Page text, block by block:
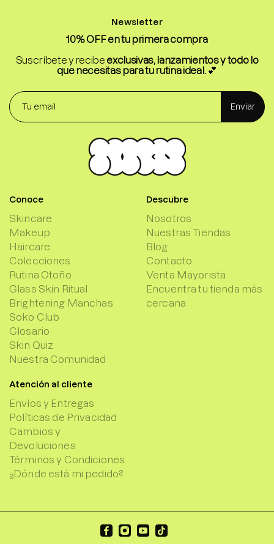
Newsletter
10% OFF en tu primera compra
Suscríbete y recibeexclusivas, lanzamientos y todo lo
que necesitas para tu rutina ideal.💕
Enviar
Conoce
Skincare
Makeup
Haircare
Colecciones
Rutina Otoño
Glass Skin Ritual
Brightening Manchas
Soko Club
Glosario
Skin Quiz
Nuestra Comunidad
Descubre
Nosotros
Nuestras Tiendas
Blog
Contacto
Venta Mayorista
Encuentra tu tienda más
cercana
Atención al cliente
Envíos y Entregas
Políticas de Privacidad
Cambios y
Devoluciones
Términos y Condiciones
¿Dónde está mi pedido?